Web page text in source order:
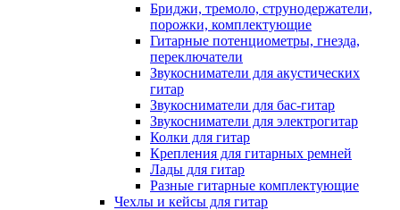
Бриджи, тремоло, струнодержатели,
порожки, комплектующие
Гитарные потенциометры, гнезда,
переключатели
Звукосниматели для акустических
гитар
Звукосниматели для бас-гитар
Звукосниматели для электрогитар
Колки для гитар
Крепления для гитарных ремней
Лады для гитар
Разные гитарные комплектующие
Чехлы и кейсы для гитар